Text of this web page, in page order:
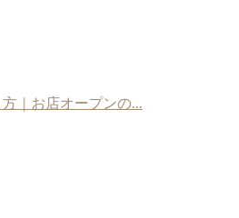
｜お店オープンの...